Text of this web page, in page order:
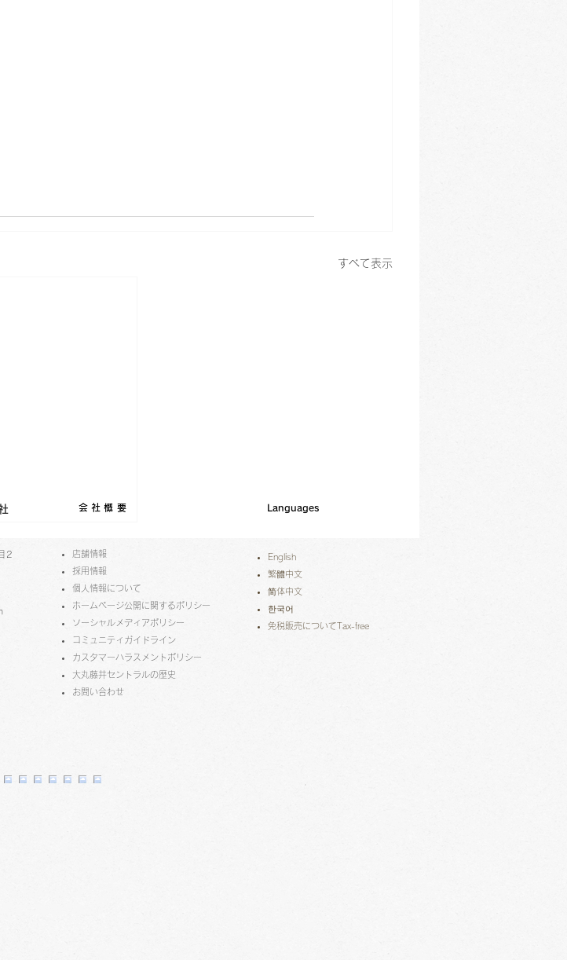
すべて表示
年筆フェア 2F
会社概要
2
​店舗情報
採用情報
個人情報について
ホームページ公開に関するポリシー
ソーシャルメディアポリシー
コミュニティガイドライン
​​カスタマーハラスメントポリシー
大丸藤井セントラルの歴史
​お問い合わせ
Languages
English
繁體中文
简体中文
한국어
免税販売についてTax-free​